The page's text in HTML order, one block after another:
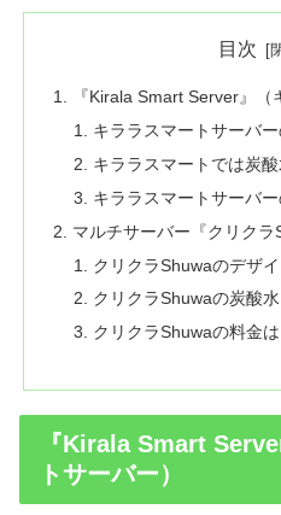
目次
『Kirala Smart Server』（
キララスマートサーバ
キララスマートでは炭
キララスマートサーバ
マルチサーバー『クリクラ
クリクラShuwaのデザ
クリクラShuwaの炭酸
クリクラShuwaの料金は
『Kirala Smart
トサーバー）